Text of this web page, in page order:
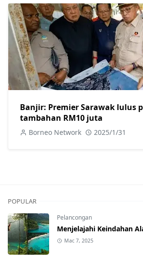
Banjir: Premier Sarawak lulus
tambahan RM10 juta
Borneo Network 2025/1/31
POPULAR
Pelancongan
Menjelajahi Keindahan
Mac 7, 2025